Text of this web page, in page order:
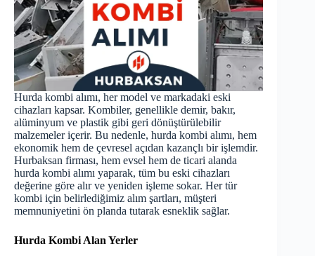
Hurda kombi alımı, her model ve markadaki eski
cihazları kapsar. Kombiler, genellikle demir, bakır,
alüminyum ve plastik gibi geri dönüştürülebilir
malzemeler içerir. Bu nedenle, hurda kombi alımı, hem
ekonomik hem de çevresel açıdan kazançlı bir işlemdir.
Hurbaksan firması, hem evsel hem de ticari alanda
hurda kombi alımı yaparak, tüm bu eski cihazları
değerine göre alır ve yeniden işleme sokar. Her tür
kombi için belirlediğimiz alım şartları, müşteri
memnuniyetini ön planda tutarak esneklik sağlar.
Hurda Kombi Alan Yerler